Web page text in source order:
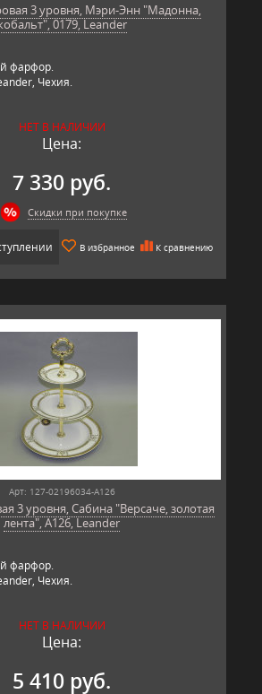
3 уровня, Мэри-Энн "Мадонна,
0179, Leander
фарфор.
Чехия.
НЕТ В НАЛИЧИИ
Цена:
7 330 руб.
Скидки при покупке
В избранное К сравнению
Арт: 127-02196034-A126
3 уровня, Сабина "Версаче, золотая
лента", A126, Leander
фарфор.
Чехия.
НЕТ В НАЛИЧИИ
Цена:
5 410 руб.